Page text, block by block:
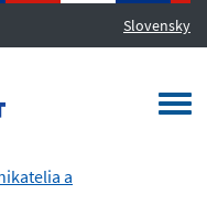
Slovensky
a